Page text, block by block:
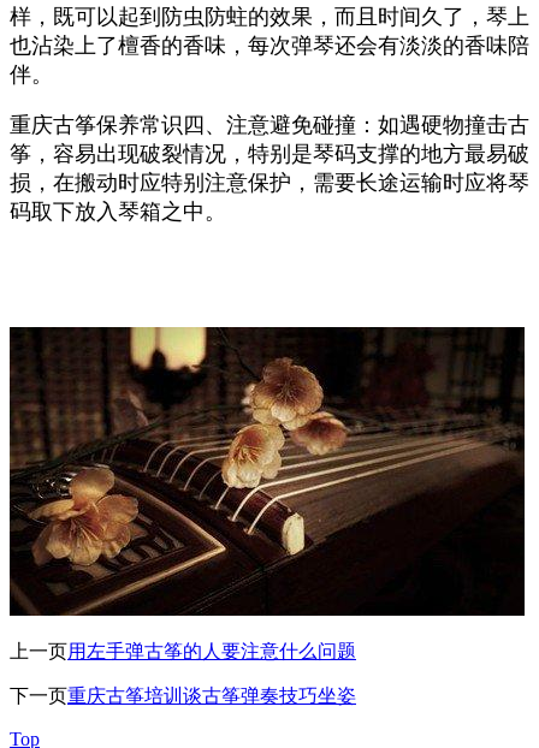
样，既可以起到防虫防蛀的效果，而且时间久了，琴上
也沾染上了檀香的香味，每次弹琴还会有淡淡的香味陪
伴。
重庆古筝保养常识四、注意避免碰撞：如遇硬物撞击古
筝，容易出现破裂情况，特别是琴码支撑的地方最易破
损，在搬动时应特别注意保护，需要长途运输时应将琴
码取下放入琴箱之中。
上一页用左手弹古筝的人要注意什么问题
下一页重庆古筝培训谈古筝弹奏技巧坐姿
Top